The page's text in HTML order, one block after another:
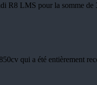
R8 LMS pour la somme
qui a été entièrement